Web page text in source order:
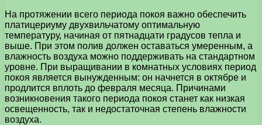
На протяжении всего периода покоя важно обеспечить
платицериуму двухвильчатому оптимальную
температуру, начиная от пятнадцати градусов тепла и
выше. При этом полив должен оставаться умеренным, а
влажность воздуха можно поддерживать на стандартном
уровне. При выращивании в комнатных условиях период
покоя является вынужденным: он начнется в октябре и
продлится вплоть до февраля месяца. Причинами
возникновения такого периода покоя станет как низкая
освещенность, так и недостаточная степень влажности
воздуха.